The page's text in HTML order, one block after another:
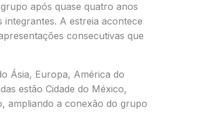
após quase quatro anos
A estreia acontece
consecutivas que
Ásia, Europa, América do
estão Cidade do México,
ampliando a conexão do grupo